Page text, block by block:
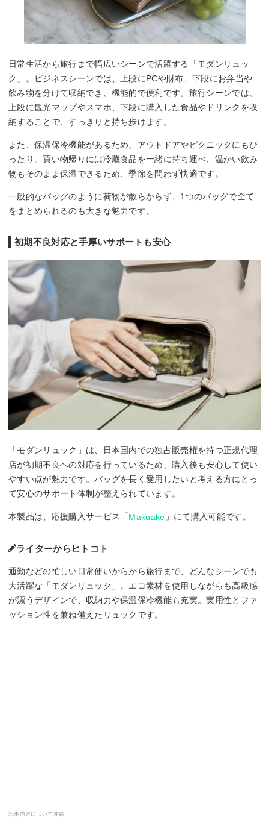
日常生活から旅行まで幅広いシーンで活躍する「モダンリュッ
ク」。ビジネスシーンでは、上段にPCや財布、下段にお弁当や
飲み物を分けて収納でき、機能的で便利です。旅行シーンでは、
上段に観光マップやスマホ、下段に購入した食品やドリンクを収
納することで、すっきりと持ち歩けます。
また、保温保冷機能があるため、アウトドアやピクニックにもぴ
ったり。買い物帰りには冷蔵食品を一緒に持ち運べ、温かい飲み
物もそのまま保温できるため、季節を問わず快適です。
一般的なバッグのように荷物が散らからず、1つのバッグで全て
をまとめられるのも大きな魅力です。
初期不良対応と手厚いサポートも安心
「モダンリュック」は、日本国内での独占販売権を持つ正規代理
店が初期不良への対応を行っているため、購入後も安心して使い
やすい点が魅力です。バッグを長く愛用したいと考える方にとっ
て安心のサポート体制が整えられています。
本製品は、応援購入サービス「Makuake 」にて購入可能です。
ライターからヒトコト
通勤などの忙しい日常使いからから旅行まで、どんなシーンでも
大活躍な「モダンリュック」。エコ素材を使用しながらも高級感
が漂うデザインで、収納力や保温保冷機能も充実。実用性とファ
ッション性を兼ね備えたリュックです。
記事内容について連絡